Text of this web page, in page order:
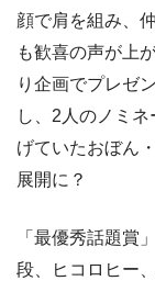
顔で肩を組み、
も歓喜の声が上
り企画でプレゼ
し、2人のノミ
げていたおぼん
展開に？
「最優秀話題賞
段、ヒコロヒー